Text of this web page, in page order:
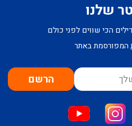
שלנו
הכי שווים לפני כולם
המפורסמת באתר
הרשם